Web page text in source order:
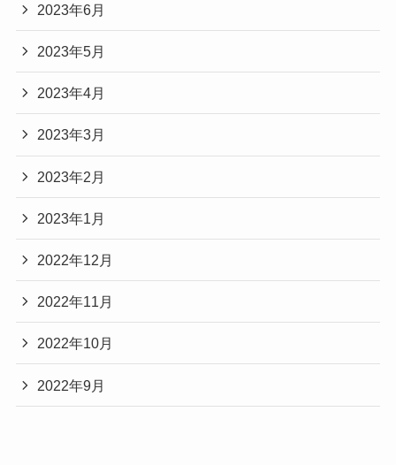
2023年6月
2023年5月
2023年4月
2023年3月
2023年2月
2023年1月
2022年12月
2022年11月
2022年10月
2022年9月